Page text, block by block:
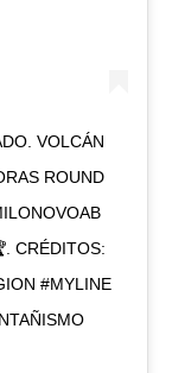
VOLCÁN
ROUND
CRÉDITOS:
#MYLINE